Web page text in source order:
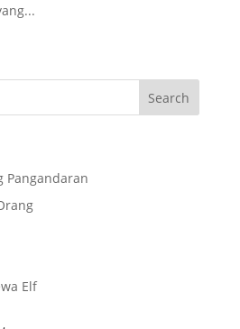
Pangandaran
Elf